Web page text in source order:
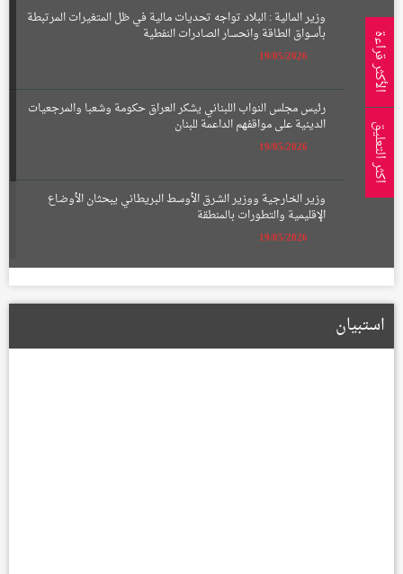
وزير المالية : البلاد تواجه تحديات مالية في ظل المتغيرات المرتبطة
بأسواق الطاقة وانحسار الصادرات النفطية
19/05/2026
رئيس مجلس النواب اللبناني يشكر العراق حكومة وشعبا والمرجعيات
الدينية على مواقفهم الداعمة للبنان
19/05/2026
وزير الخارجية ووزير الشرق الأوسط البريطاني يبحثان الأوضاع
الإقليمية والتطورات بالمنطقة
19/05/2026
الإعمار تعلن تشكيل لجان لتعويض أصحاب الأراضي المتأثرة بمسار
الطريق الحلقي الرابع
الأكثر قراءة
اكثر التعليق
استبيان